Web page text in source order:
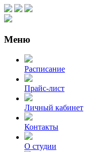
Меню
Расписание
Прайс-лист
Личный кабинет
Контакты
О студии